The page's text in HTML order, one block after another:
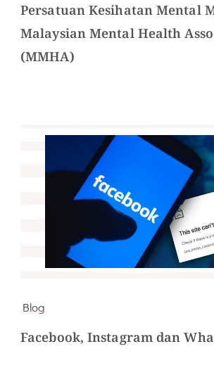
Persatuan Kesihatan Mental
Malaysian Mental Health
(MMHA)
Blog
Facebook, Instagram dan